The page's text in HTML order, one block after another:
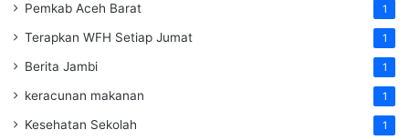
Pemkab Aceh Barat 1
Terapkan WFH Setiap Jumat 1
Berita Jambi 1
keracunan makanan 1
Kesehatan Sekolah 1